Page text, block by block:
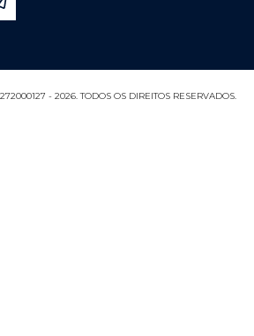
- 2026. TODOS OS DIREITOS RESERVADOS.